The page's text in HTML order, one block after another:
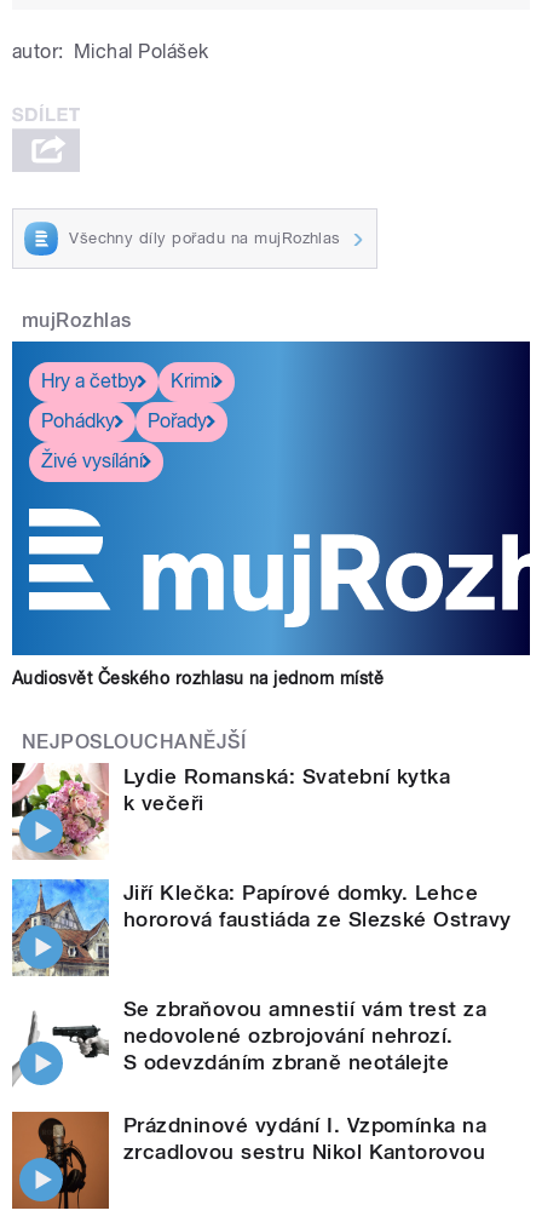
autor: Michal Polášek
Všechny díly pořadu na mujRozhlas
mujRozhlas
Hry a četby
Krimi
Pohádky
Pořady
Živé vysílání
Audiosvět Českého rozhlasu na jednom místě
NEJPOSLOUCHANĚJŠÍ
Lydie Romanská: Svatební kytka
k večeři
Jiří Klečka: Papírové domky. Lehce
hororová faustiáda ze Slezské Ostravy
Se zbraňovou amnestií vám trest za
nedovolené ozbrojování nehrozí.
S odevzdáním zbraně neotálejte
Prázdninové vydání I. Vzpomínka na
zrcadlovou sestru Nikol Kantorovou